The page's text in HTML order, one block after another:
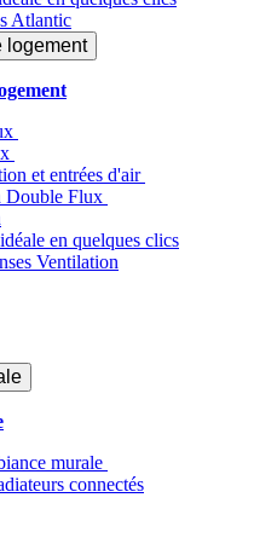
Atlantic
logement
et entrées d'air
Double Flux
en quelques clics
Ventilation
murale
connectés